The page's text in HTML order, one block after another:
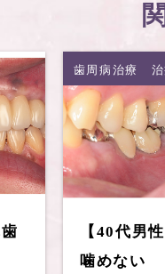
インプラント治
歯周病治療
【40代男
噛めない